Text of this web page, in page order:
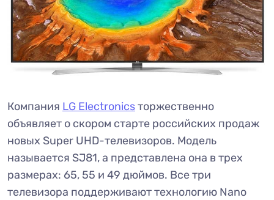
Компания LG Electronicsторжественно
объявляет о скором старте российских продаж
новых Super UHD-телевизоров. Модель
называется SJ81, а представлена она в трех
размерах: 65, 55 и 49 дюймов. Все три
телевизора поддерживают технологию Nano